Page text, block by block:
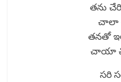
తను
చాలా
తనతో
చాయా
సరి